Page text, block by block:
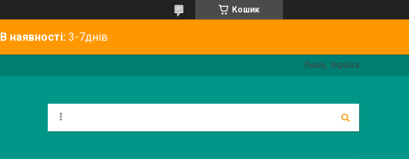
Кошик
В наявності: 3-7днів
Львів, Україна